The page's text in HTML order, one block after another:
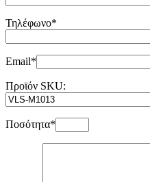
Τηλέφωνο*
Email*
Προϊόν SKU:
Ποσότητα*